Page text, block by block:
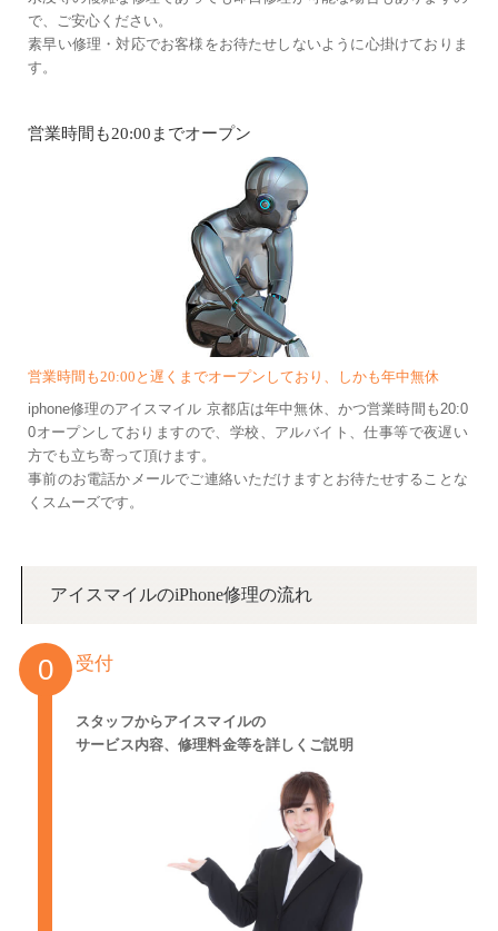
で、ご安心ください。
素早い修理・対応でお客様をお待たせしないように心掛けておりま
す。
営業時間も20:00までオープン
営業時間も20:00と遅くまでオープンしており、しかも年中無休
iphone修理のアイスマイル 京都店は年中無休、かつ営業時間も20:0
0オープンしておりますので、学校、アルバイト、仕事等で夜遅い
方でも立ち寄って頂けます。
事前のお電話かメールでご連絡いただけますとお待たせすることな
くスムーズです。
アイスマイルのiPhone修理の流れ
受付
スタッフからアイスマイルの
サービス内容、修理料金等を詳しくご説明